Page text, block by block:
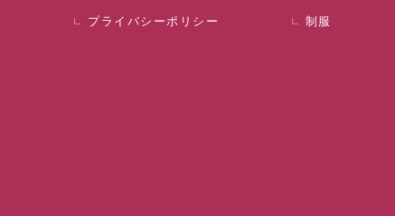
プライバシーポリシー 制服